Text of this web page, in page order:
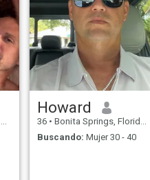
Howard
36 • Bonita Springs, Florida, Estados Unidos
Buscando: Mujer 30 - 40